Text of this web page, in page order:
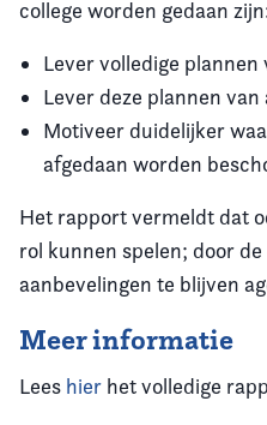
college worden gedaan
Lever volledige plannen
Lever deze plannen
Motiveer duidelijker
afgedaan worden
Het rapport vermeldt dat
rol kunnen spelen; door
aanbevelingen te blijven
Meer informatie
Lees hier het volledige